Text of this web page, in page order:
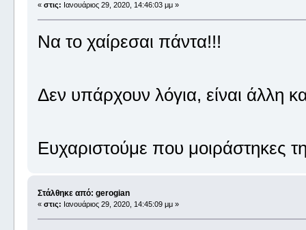
« στις: Ιανουάριος 29, 2020, 14:46:03 μμ »
Να το χαίρεσαι πάντα!!!
Δεν υπάρχουν λόγια, είναι άλλη
Ευχαριστούμε που μοιράστηκες
Στάλθηκε από: gerogian
« στις: Ιανουάριος 29, 2020, 14:45:09 μμ »